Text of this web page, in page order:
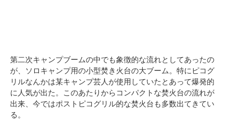
第二次キャンプブームの中でも象徴的な流れとしてあったの
が、ソロキャンプ用の小型焚き火台の大ブーム。特にピコグ
リルなんかは某キャンプ芸人が使用していたとあって爆発的
に人気が出た。このあたりからコンパクトな焚火台の流れが
出来、今ではポストピコグリル的な焚火台も多数出てきてい
る。